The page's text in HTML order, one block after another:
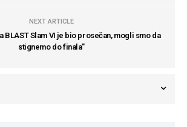
NEXT ARTICLE
BLAST Slam VI je bio prosečan, mogli smo da
stignemo do finala"